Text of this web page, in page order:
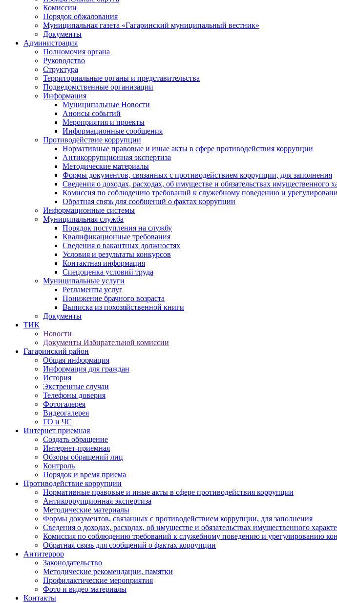
Комиссии
Порядок обжалования
Муниципальная газета «Гагаринский муниципальный вестник»
Документы
Администрация
Полномочия органа
Руководство
Структура
Территориальные органы и представительства
Подведомственные организации
Информация
Муниципальные Новости
Анонсы событий
Мероприятия и проекты
Информационные сообщения
Противодействие коррупции
Нормативные правовые и иные акты в сфере противодействия коррупции
Антикоррупционная экспертиза
Методические материалы
Формы документов, связанных с противодействием коррупции, для заполнения
Сведения о доходах, расходах, об имуществе и обязательствах имущественного
Комиссия по соблюдению требований к служебному поведению и
Обратная связь для сообщений о фактах коррупции
Информационные системы
Муниципальная служба
Порядок поступления на службу
Квалификационные требования
Сведения о вакантных должностях
Условия и результаты конкурсов
Контактная информация
Спецоценка условий труда
Муниципальные услуги
Регламенты услуг
Понижение брачного возраста
Выписка из похозяйственной книги
Документы
ТИК
Новости
Документы Избирательной комиссии
Гагаринский район
Общая информация
Информация для граждан
История
Экстренные случаи
Телефоны доверия
Фотогалерея
Видеогалерея
ГО и ЧС
Интернет приемная
Создать обращение
Интернет-приемная
Обзоры обращений лиц
Контроль
Порядок и время приема
Противодействие коррупции
Нормативные правовые и иные акты в сфере противодействия коррупции
Антикоррупционная экспертиза
Методические материалы
Формы документов, связанных с противодействием коррупции, для заполнения
Сведения о доходах, расходах, об имуществе и обязательствах имущественного
Комиссия по соблюдению требований к служебному поведению и урегулированию
Обратная связь для сообщений о фактах коррупции
Антитеррор
Законодательство
Методические рекомендации, памятки
Профилактические мероприятия
Фото и видео материалы
Контакты